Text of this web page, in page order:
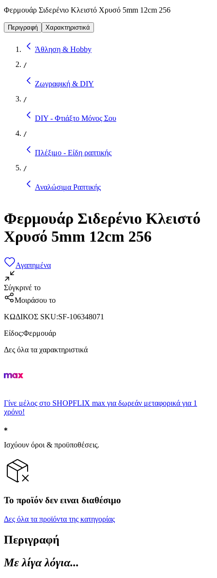
Φερμουάρ Σιδερένιο Κλειστό Χρυσό 5mm 12cm 256
Περιγραφή Χαρακτηριστικά
Άθληση & Hobby
/
Ζωγραφική & DIY
/
DIY - Φτιάξτο Μόνος Σου
/
Πλέξιμο - Είδη ραπτικής
/
Αναλώσιμα Ραπτικής
Φερμουάρ Σιδερένιο Κλειστό
Χρυσό 5mm 12cm 256
Αγαπημένα
Σύγκρινέ το
Μοιράσου το
ΚΩΔΙΚΟΣ SKU:SF-106348071
Είδος:Φερμουάρ
Δες όλα τα χαρακτηριστικά
Γίνε μέλος στο SHOPFLIX max για δωρεάν μεταφορικά για 1
χρόνο!
Ισχύουν όροι & προϋποθέσεις.
Το προϊόν δεν ειναι διαθέσιμο
Δες όλα τα προϊόντα της κατηγορίας
Περιγραφή
Με λίγα λόγια...